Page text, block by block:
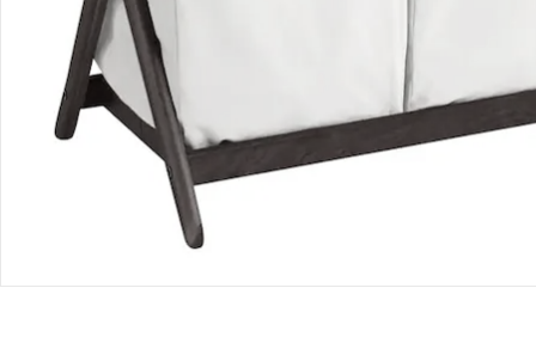
Über uns
Sicher & flexibel bezahlen